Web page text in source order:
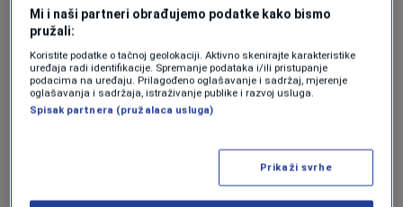
svemir za 5,5 milijardi dolara i zahvalio
radnicima Amazona što su to omogućili.
Amazon ima historiju nastojanja da
spriječi sindikalizaciju radnika. Za većinu
Mi i naši partneri obrađujemo podatke kako bismo
pružali:
Koristite podatke o tačnoj geolokaciji. Aktivno skenirajte karakteristike
uređaja radi identifikacije. Spremanje podataka i/ili pristupanje
podacima na uređaju. Prilagođeno oglašavanje i sadržaj, mjerenje
oglašavanja i sadržaja, istraživanje publike i razvoj usluga.
Spisak partnera (pružalaca usluga)
Prikaži svrhe